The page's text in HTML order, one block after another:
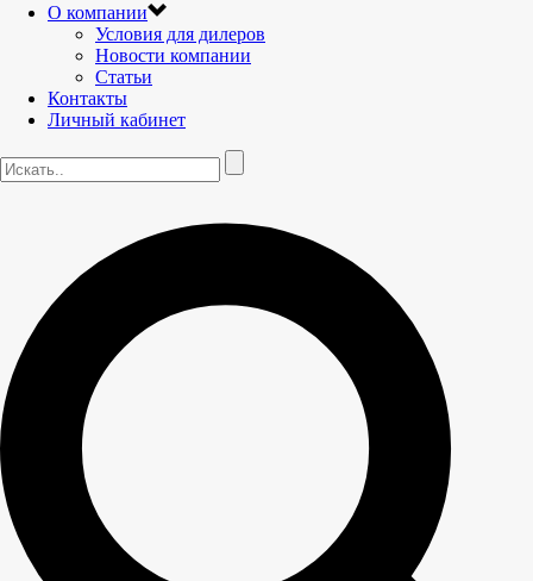
О компании
Условия для дилеров
Новости компании
Статьи
Контакты
Личный кабинет